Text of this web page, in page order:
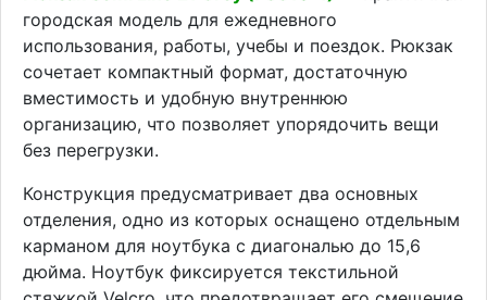
городская модель для ежедневного
использования, работы, учебы и поездок. Рюкзак
сочетает компактный формат, достаточную
вместимость и удобную внутреннюю
организацию, что позволяет упорядочить вещи
без перегрузки.
Конструкция предусматривает два основных
отделения, одно из которых оснащено отдельным
карманом для ноутбука с диагональю до 15,6
дюйма. Ноутбук фиксируется текстильной